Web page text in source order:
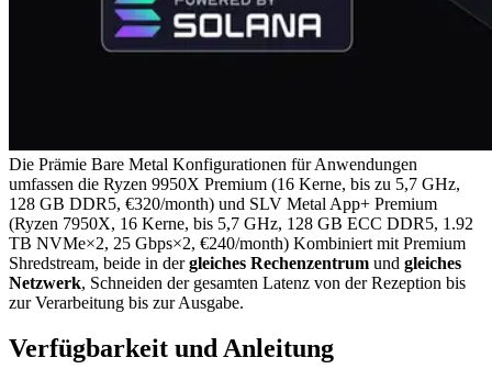
Die Prämie Bare Metal Konfigurationen für Anwendungen
umfassen die Ryzen 9950X Premium (16 Kerne, bis zu 5,7 GHz,
128 GB DDR5, €320/month) und SLV Metal App+ Premium
(Ryzen 7950X, 16 Kerne, bis 5,7 GHz, 128 GB ECC DDR5, 1.92
TB NVMe×2, 25 Gbps×2, €240/month) Kombiniert mit Premium
Shredstream, beide in dergleiches Rechenzentrum und gleiches
Netzwerk, Schneiden der gesamten Latenz von der Rezeption bis
zur Verarbeitung bis zur Ausgabe.
Verfügbarkeit und Anleitung